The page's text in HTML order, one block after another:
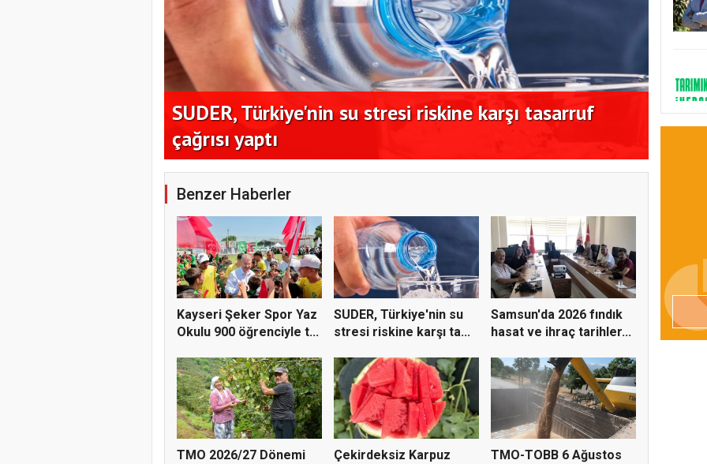
SUDER, Türkiye'nin su stresi riskine karşı tasarruf
çağrısı yaptı
Benzer Haberler
Kayseri Şeker Spor Yaz
Okulu 900 öğrenciyle t...
SUDER, Türkiye'nin su
stresi riskine karşı ta...
Samsun'da 2026 fındık
hasat ve ihraç tarihler...
TMO 2026/27 Dönemi
Çekirdeksiz Karpuz
TMO-TOBB 6 Ağustos